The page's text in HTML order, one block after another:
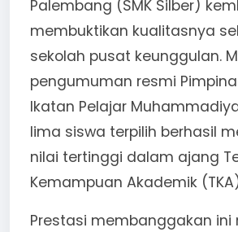
Palembang (SMK Silber)
membuktikan kualitasnya
sekolah pusat keunggulan.
pengumuman resmi
Ikatan Pelajar
lima siswa terpilih berhasil
nilai tertinggi dalam ajang
Kemampuan Akademik
Prestasi membanggakan ini